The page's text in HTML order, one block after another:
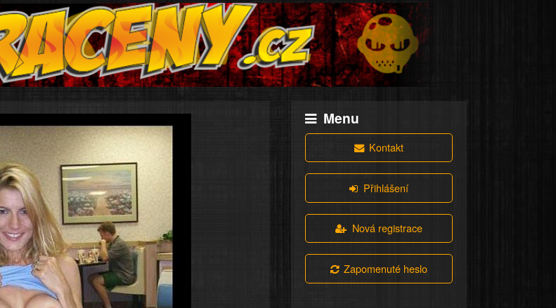
Menu
Kontakt
Přihlášení
Nová registrace
Zapomenuté heslo